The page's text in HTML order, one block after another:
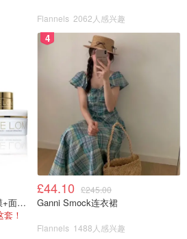
树的人 把我的另外一颗心头肉打
一起被清理走了 肉肉尸骨无存
Flannels 2062人感兴趣
200ml卸妆膏+100ml急救面膜+面霜+洁颜布
！
4
£44.10 £245.00
Ganni Smock连衣裙
Flannels 1488人感兴趣